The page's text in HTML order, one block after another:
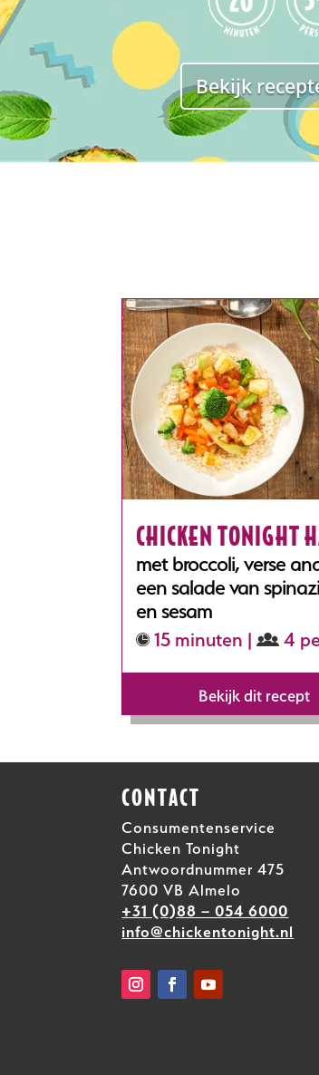
Bekijk
CHICKEN TONIGHT
met broccoli, verse
een salade van
en sesam
15 minuten | 4
Bekijk dit recept
CONTACT
Consumentenservice
Chicken Tonight
Antwoordnummer 475
7600 VB Almelo
+31 (0)88 – 054 6000
info@chickentonight.nl